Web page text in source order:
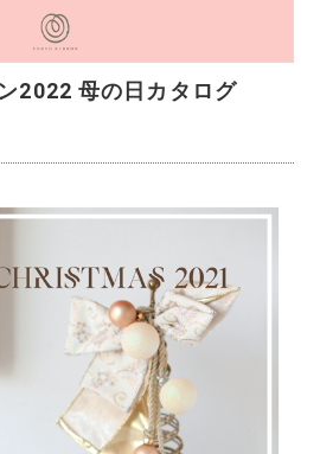
2022 母の日カタログ